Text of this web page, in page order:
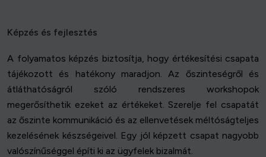
Képzés és fejlesztés
A folyamatos képzés biztosítja, hogy értékesítési csapata
tájékozott és hatékony maradjon. Az őszinteségről és
átláthatóságról szóló rendszeres workshopok
megerősíthetik ezeket az értékeket. Szerelje fel csapatát
az őszinte kommunikáció és az ellenvetések méltóságteljes
kezelésének készségeivel. Egy jól képzett csapat nagyobb
valószínűséggel építi ki az ügyfelek bizalmát.